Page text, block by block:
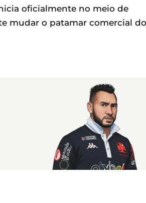
oficialmente no meio de
mudar o patamar comercial do